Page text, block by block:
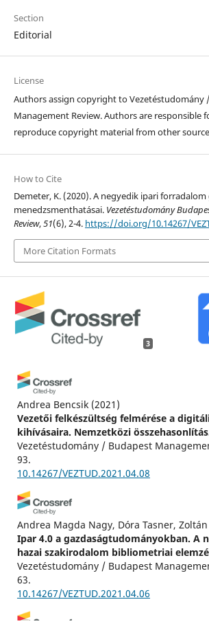
Section
Editorial
License
Authors assign copyright to Vezetéstudomány
Management Review. Authors are responsible
reproduce copyright material from other
How to Cite
Demeter, K. (2020). A negyedik ipari forradalom
menedzsmenthatásai. Vezetéstudomány
Review,51(6), 2-4. https://doi.org/10.14267/
More Citation Formats
3
Andrea Bencsik (2021)
Vezetői felkészültség felmérése a
kihívásaira. Nemzetközi
Vezetéstudomány / Budapest
93.
10.14267/VEZTUD.2021.04.08
Andrea Magda Nagy, Dóra Tasner, Zoltán
Ipar 4.0 a gazdaságtudományokban. A
hazai szakirodalom bibliometriai
Vezetéstudomány / Budapest
63.
10.14267/VEZTUD.2021.04.06